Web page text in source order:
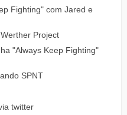
Fighting" com Jared e
Project
"Always Keep Fighting"
SPNT
twitter